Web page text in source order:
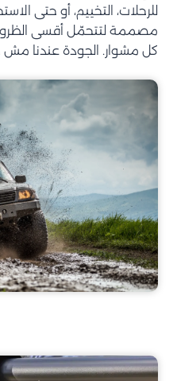
للرحلات، التخييم، أو حتى
مصممة لتتحمّل أقسى
كل مشوار. الجودة عندنا